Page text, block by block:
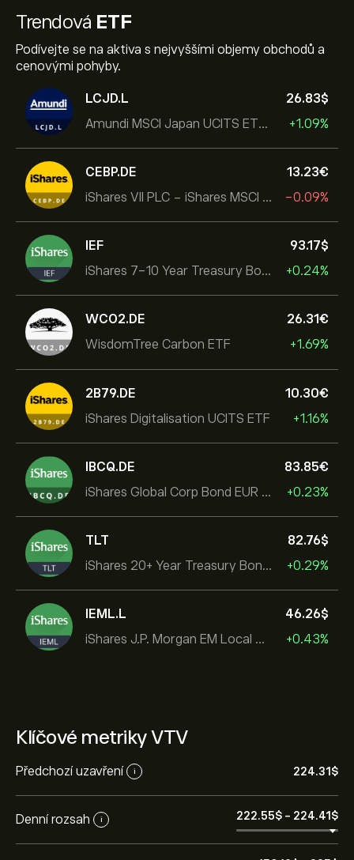
Trendová ETF
Podívejte se na aktiva s nejvyššími objemy obchodů a
cenovými pohyby.
LCJD.L
Amundi MSCI Japan UCITS ETF Acc
26.83‎$‎
+1.09%
CEBP.DE
iShares VII PLC - iShares MSCI EMU USD Hedged UCITS ETF
13.23‎€‎
-0.09%
IEF
iShares 7-10 Year Treasury Bond ETF
93.17‎$‎
+0.24%
WCO2.DE
WisdomTree Carbon ETF
26.31‎€‎
+1.69%
2B79.DE
iShares Digitalisation UCITS ETF
10.30‎€‎
+1.16%
IBCQ.DE
iShares Global Corp Bond EUR Hedged UCITS ETF Dist
83.85‎€‎
+0.23%
TLT
iShares 20+ Year Treasury Bond ETF
82.76‎$‎
+0.29%
IEML.L
iShares J.P. Morgan EM Local Govt Bond UCITS ETF
46.26‎$‎
+0.43%
Klíčové metriky VTV
Předchozí uzavření i 224.31‎$‎
Denní rozsah i 222.55‎$‎ - 224.41‎$‎